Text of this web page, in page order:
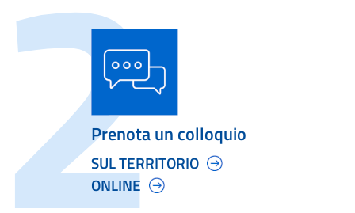
Prenota un colloquio
SUL TERRITORIO
ONLINE